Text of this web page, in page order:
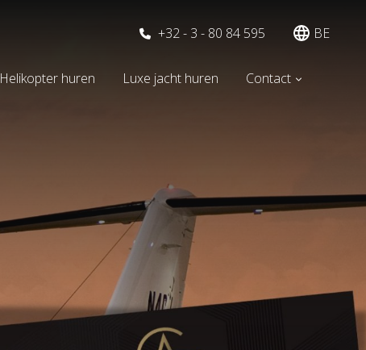
BE
+32 - 3 - 80 84 595
Helikopter huren Luxe jacht huren Contact